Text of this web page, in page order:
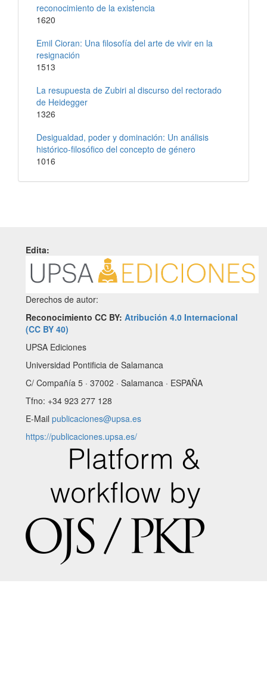
reconocimiento de la existencia
1620
Emil Cioran: Una filosofía del arte de vivir en la
resignación
1513
La resupuesta de Zubiri al discurso del rectorado
de Heidegger
1326
Desigualdad, poder y dominación: Un análisis
histórico-filosófico del concepto de género
1016
Edita:
Derechos de autor:
Reconocimiento CC BY: Atribución 4.0 Internacional
(CC BY 40)
UPSA Ediciones
Universidad Pontificia de Salamanca
C/ Compañía 5 · 37002 · Salamanca · ESPAÑA
Tfno: +34 923 277 128
E-Mail publicaciones@upsa.es
https://publicaciones.upsa.es/